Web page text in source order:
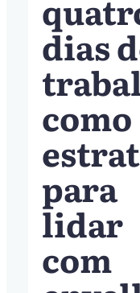
dias
como
para
lidar
com